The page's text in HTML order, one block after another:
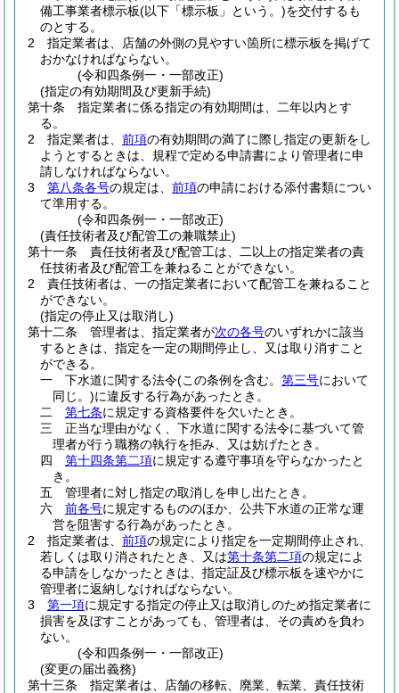
備工事業者標示板(以下「標示板」という。)を交付するも
のとする。
2
指定業者は、店舗の外側の見やすい箇所に標示板を掲げて
おかなければならない。
(令和四条例一・一部改正)
(指定の有効期間及び更新手続)
第十条
指定業者に係る指定の有効期間は、二年以内とす
る。
2
指定業者は、 前項の有効期間の満了に際し指定の更新をし
ようとするときは、規程で定める申請書により管理者に申
請しなければならない。
3
第八条各号の規定は、 前項の申請における添付書類につい
て準用する。
(令和四条例一・一部改正)
(責任技術者及び配管工の兼職禁止)
第十一条
責任技術者及び配管工は、二以上の指定業者の責
任技術者及び配管工を兼ねることができない。
2
責任技術者は、一の指定業者において配管工を兼ねること
ができない。
(指定の停止又は取消し)
第十二条
管理者は、指定業者が次の各号のいずれかに該当
するときは、指定を一定の期間停止し、又は取り消すこと
ができる。
一
下水道に関する法令(この条例を含む。 第三号において
同じ。)に違反する行為があったとき。
二
第七条に規定する資格要件を欠いたとき。
三
正当な理由がなく、下水道に関する法令に基づいて管
理者が行う職務の執行を拒み、又は妨げたとき。
四
第十四条第二項に規定する遵守事項を守らなかったと
き。
五
管理者に対し指定の取消しを申し出たとき。
六
前各号に規定するもののほか、公共下水道の正常な運
営を阻害する行為があったとき。
2
指定業者は、 前項の規定により指定を一定期間停止され、
若しくは取り消されたとき、又は第十条第二項の規定によ
る申請をしなかったときは、指定証及び標示板を速やかに
管理者に返納しなければならない。
3
第一項に規定する指定の停止又は取消しのため指定業者に
損害を及ぼすことがあっても、管理者は、その責めを負わ
ない。
(令和四条例一・一部改正)
(変更の届出義務)
第十三条
指定業者は、店舗の移転、廃業、転業、責任技術